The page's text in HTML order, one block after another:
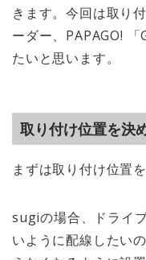
きます。今回は取り
ーダー、PAPAGO!
たいと思います。
取り付け位置を決
まずは取り付け位置
sugiの場合、ドライ
いように配線 したい